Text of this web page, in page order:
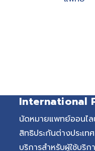
International
นัดหมายแพทย์ออนไ
สิทธิประกันต่างประเทศ
บริการสำหรับผู้ใช้บริก